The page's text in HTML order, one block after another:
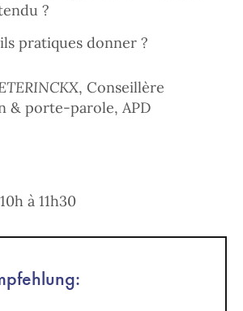
?
pratiques donner ?
, Conseillère
& porte-parole, APD
à 11h30